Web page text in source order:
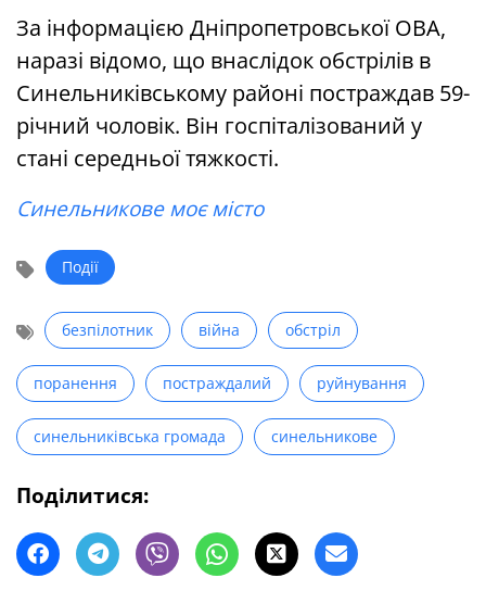
За інформацією Дніпропетровської ОВА,
наразі відомо, що внаслідок обстрілів в
Синельниківському районі постраждав 59-
річний чоловік. Він госпіталізований у
стані середньої тяжкості.
Синельникове моє місто
Події
безпілотник війна обстріл
поранення постраждалий руйнування
синельниківська громада синельникове
Поділитися: